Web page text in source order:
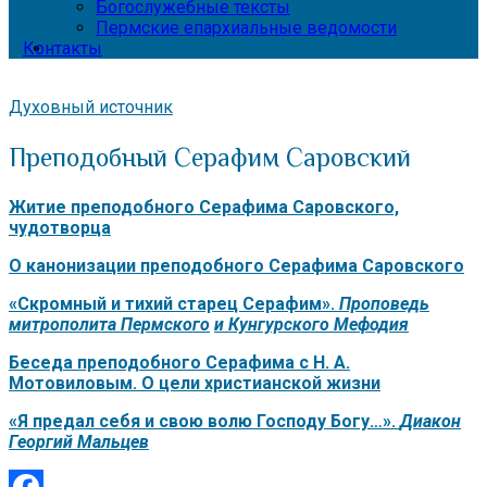
Богослужебные тексты
Пермские епархиальные ведомости
Контакты
Духовный источник
Преподобный Серафим Саровский
Житие преподобного Серафима Саровского,
чудотворца
О канонизации преподобного Серафима Саровского
«Скромный и тихий старец Серафим». Проповедь
митрополита Пермского и Кунгурского Мефодия
Беседа преподобного Серафима с Н. А.
Мотовиловым. О цели христианской жизни
«Я предал себя и свою волю Господу Богу…».Диакон
Георгий Мальцев